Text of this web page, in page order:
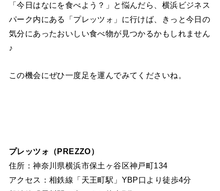
「今日はなにを食べよう？」と悩んだら、横浜ビジネス
パーク内にある「プレッツォ」に行けば、きっと今日の
気分にあったおいしい食べ物が見つかるかもしれません
♪
この機会にぜひ一度足を運んでみてくださいね。
プレッツォ（PREZZO）
住所：神奈川県横浜市保土ヶ谷区神戸町134
アクセス：相鉄線「天王町駅」YBP口より徒歩4分